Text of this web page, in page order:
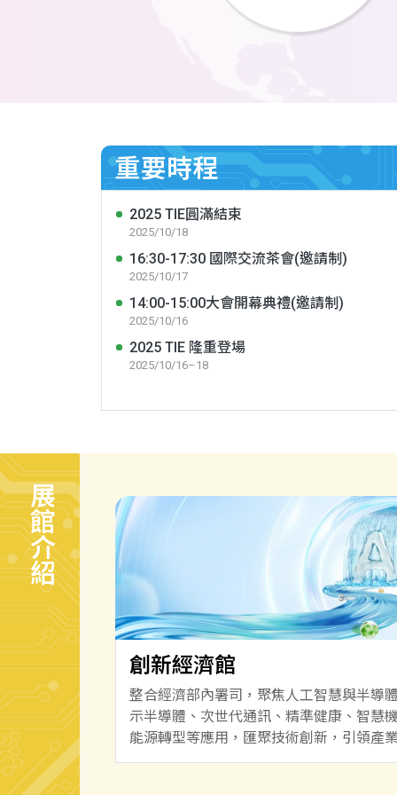
重要時程
2025 TIE圓滿結束
2025/10/18
16:30-17:30 國際交流茶會(邀請制)
2025/10/17
14:00-15:00大會開幕典禮(邀請制)
2025/10/16
2025 TIE 隆重登場
2025/10/16–18
展館介紹
創新經濟館
整合經濟部內署司，聚焦人工智慧與半導
示半導體、次世代通訊、精準健康、智慧
能源轉型等應用，匯聚技術創新，引領產
展。